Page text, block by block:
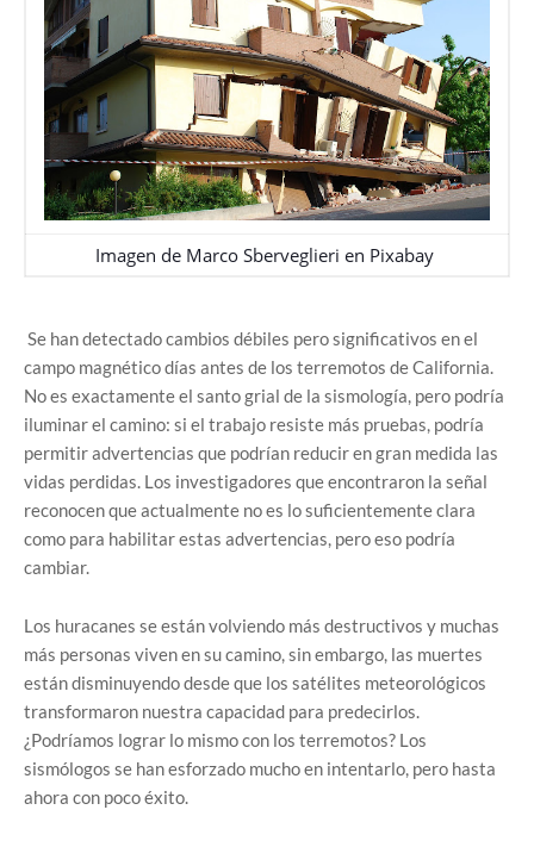
Imagen de Marco Sberveglieri en Pixabay
Se han detectado cambios débiles pero significativos en el
campo magnético días antes de los terremotos de California.
No es exactamente el santo grial de la sismología, pero podría
iluminar el camino: si el trabajo resiste más pruebas, podría
permitir advertencias que podrían reducir en gran medida las
vidas perdidas. Los investigadores que encontraron la señal
reconocen que actualmente no es lo suficientemente clara
como para habilitar estas advertencias, pero eso podría
cambiar.
Los huracanes se están volviendo más destructivos y muchas
más personas viven en su camino, sin embargo, las muertes
están disminuyendo desde que los satélites meteorológicos
transformaron nuestra capacidad para predecirlos.
¿Podríamos lograr lo mismo con los terremotos? Los
sismólogos se han esforzado mucho en intentarlo, pero hasta
ahora con poco éxito.